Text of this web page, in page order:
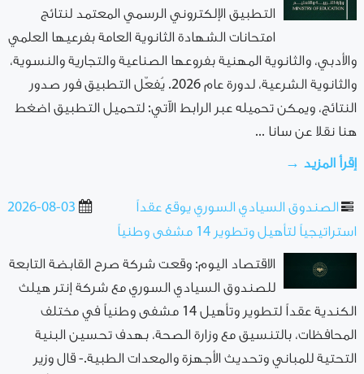
التطبيق الإلكتروني الرسمي المعتمد لنتائج
امتحانات الشهادة الثانوية العامة ‌‏بفرعيها العلمي
والأدبي، والثانوية المهنية بفروعها الصناعية والتجارية والنسوية،
والثانوية الشرعية، لدورة عام 2026.‏ يُفعّل التطبيق فور صدور
النتائج، ويمكن تحميله عبر الرابط الآتي:‏ لتحميل التطبيق اضغط
هنا نقلا عن سانا ...
إقرأ المزيد →
2026-08-03
الصندوق السيادي السوري يوقع عقداً
استراتيجياً لتأهيل وتطوير 14 مشفى وطنياً
الاقتصاد اليوم: وقعت شركة صرح القابضة التابعة
للصندوق السيادي السوري مع شركة إنتر هيلث
الكندية عقداً لتطوير وتأهيل 14 مشفى وطنياً في مختلف
المحافظات، بالتنسيق مع وزارة الصحة، بهدف تحسين البنية
التحتية للمباني وتحديث الأجهزة والمعدات الطبية.- قال وزير